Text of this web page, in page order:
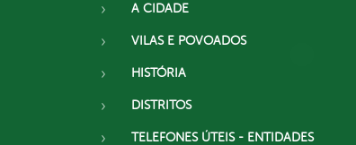
A CIDADE
VILAS E POVOADOS
HISTÓRIA
DISTRITOS
TELEFONES ÚTEIS - ENTIDADES